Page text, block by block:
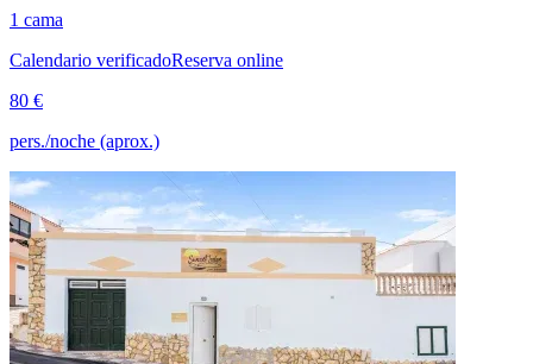
1 cama
Calendario verificadoReserva online
80 €
pers./noche (aprox.)